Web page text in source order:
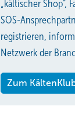
„kältischer Shop“,
SOS-
registrieren,
Netzwerk der
Zum